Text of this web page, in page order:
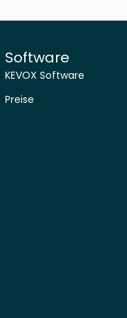
Software
KEVOX Software
Preise